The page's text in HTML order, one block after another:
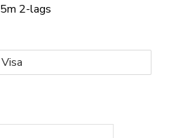
2-lags
Visa